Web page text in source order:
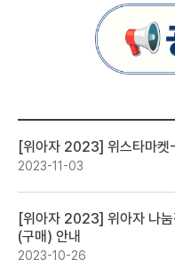
2023-11-03
[위아자 2023] 위스타마켓
2023-10-26
[위아자 2023] 위아자 나눔
(구매) 안내